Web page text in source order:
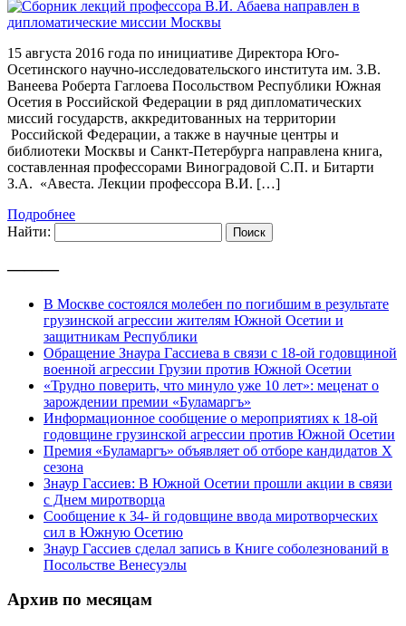
15 августа 2016 года по инициативе Директора Юго-
Осетинского научно-исследовательского института им. З.В.
Ванеева Роберта Гаглоева Посольством Республики Южная
Осетия в Российской Федерации в ряд дипломатических
миссий государств, аккредитованных на территории
Российской Федерации, а также в научные центры и
библиотеки Москвы и Санкт-Петербурга направлена книга,
составленная профессорами Виноградовой С.П. и Битарти
З.А. «Авеста. Лекции профессора В.И. […]
Подробнее
Найти:
———
В Москве состоялся молебен по погибшим в результате
грузинской агрессии жителям Южной Осетии и
защитникам Республики
Обращение Знаура Гассиева в связи с 18-ой годовщиной
военной агрессии Грузии против Южной Осетии
«Трудно поверить, что минуло уже 10 лет»: меценат о
зарождении премии «Буламаргъ»
Информационное сообщение о мероприятиях к 18-ой
годовщине грузинской агрессии против Южной Осетии
Премия «Буламаргъ» объявляет об отборе кандидатов Х
сезона
Знаур Гассиев: В Южной Осетии прошли акции в связи
с Днем миротворца
Сообщение к 34- й годовщине ввода миротворческих
сил в Южную Осетию
Знаур Гассиев сделал запись в Книге соболезнований в
Посольстве Венесуэлы
Архив по месяцам